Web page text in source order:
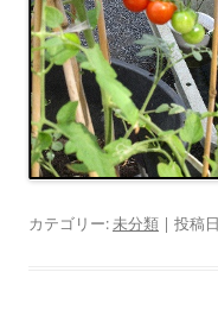
カテゴリー:未分類 | 投稿